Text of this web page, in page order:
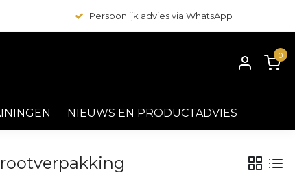
Persoonlijk advies via WhatsApp
0
NIEUWS EN PRODUCTADVIES